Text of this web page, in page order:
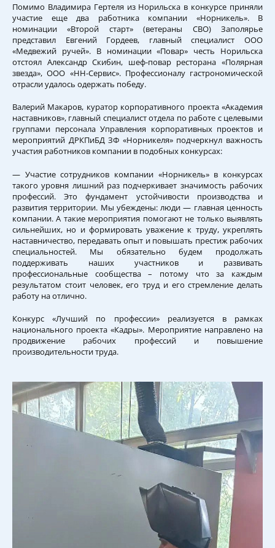
Помимо Владимира Гертеля из Норильска в конкурсе приняли
участие еще два работника компании «Норникель». В
номинации «Второй старт» (ветераны СВО) Заполярье
представил Евгений Гордеев, главный специалист ООО
«Медвежий ручей». В номинации «Повар» честь Норильска
отстоял Александр Скибин, шеф-повар ресторана «Полярная
звезда», ООО «НН-Сервис». Профессионалу гастрономической
отрасли удалось одержать победу.
Валерий Макаров, куратор корпоративного проекта «Академия
наставников», главный специалист отдела по работе с целевыми
группами персонала Управления корпоративных проектов и
мероприятий ДРКПиБД ЗФ «Норникеля» подчеркнул важность
участия работников компании в подобных конкурсах:
— Участие сотрудников компании «Норникель» в конкурсах
такого уровня лишний раз подчеркивает значимость рабочих
профессий. Это фундамент устойчивости производства и
развития территории. Мы убеждены: люди — главная ценность
компании. А такие мероприятия помогают не только выявлять
сильнейших, но и формировать уважение к труду, укреплять
наставничество, передавать опыт и повышать престиж рабочих
специальностей. Мы обязательно будем продолжать
поддерживать наших участников и развивать
профессиональные сообщества – потому что за каждым
результатом стоит человек, его труд и его стремление делать
работу на отлично.
Конкурс «Лучший по профессии» реализуется в рамках
национального проекта «Кадры». Мероприятие направлено на
продвижение рабочих профессий и повышение
производительности труда.